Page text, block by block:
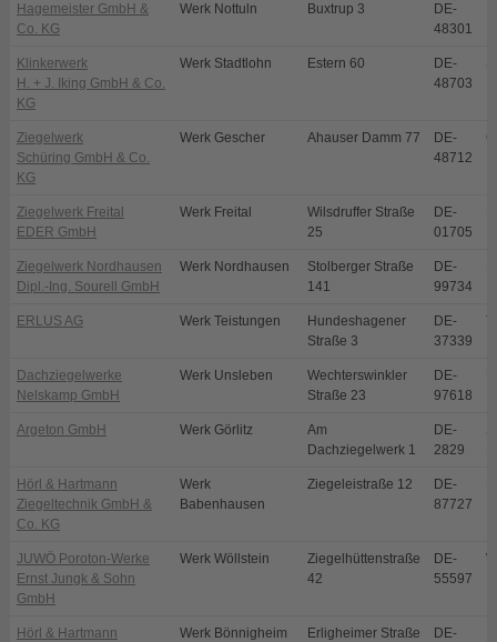
Hagemeister GmbH &
Co. KG
Werk Nottuln Buxtrup 3
DE-
48301
Klinkerwerk
H. + J. Iking GmbH & Co.
KG
Werk Stadtlohn Estern 60
DE-
48703
Ziegelwerk
Schüring GmbH & Co.
KG
Werk Gescher Ahauser Damm 77
DE-
48712
Ziegelwerk Freital
EDER GmbH
Werk Freital
Wilsdruffer Straße
25
DE-
01705
Ziegelwerk Nordhausen
Dipl.-Ing. Sourell GmbH
Werk Nordhausen
Stolberger Straße
141
DE-
99734
ERLUS AG Werk Teistungen
Hundeshagener
Straße 3
DE-
37339
Dachziegelwerke
Nelskamp GmbH
Werk Unsleben
Wechterswinkler
Straße 23
DE-
97618
Argeton GmbH Werk Görlitz
Am
Dachziegelwerk 1
DE-
2829
Hörl & Hartmann
Ziegeltechnik GmbH &
Co. KG
Werk
Babenhausen
Ziegeleistraße 12
DE-
87727
JUWÖ Poroton-Werke
Ernst Jungk & Sohn
GmbH
Werk Wöllstein
Ziegelhüttenstraße
42
DE-
55597
Hörl & Hartmann
Werk Bönnigheim
Erligheimer Straße
DE-